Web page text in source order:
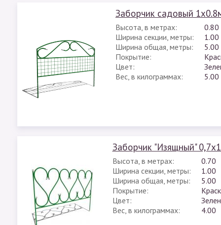
Заборчик садовый
Высота, в метрах:
0.80
Ширина секции, метры:
1.00
Ширина общая, метры:
5.00
Покрытие:
Цвет:
Вес, в килограммах:
5.00
Заборчик "Изящный"
Высота, в метрах:
0.70
Ширина секции, метры:
1.00
Ширина общая, метры:
5.00
Покрытие:
Цвет:
Вес, в килограммах:
4.00